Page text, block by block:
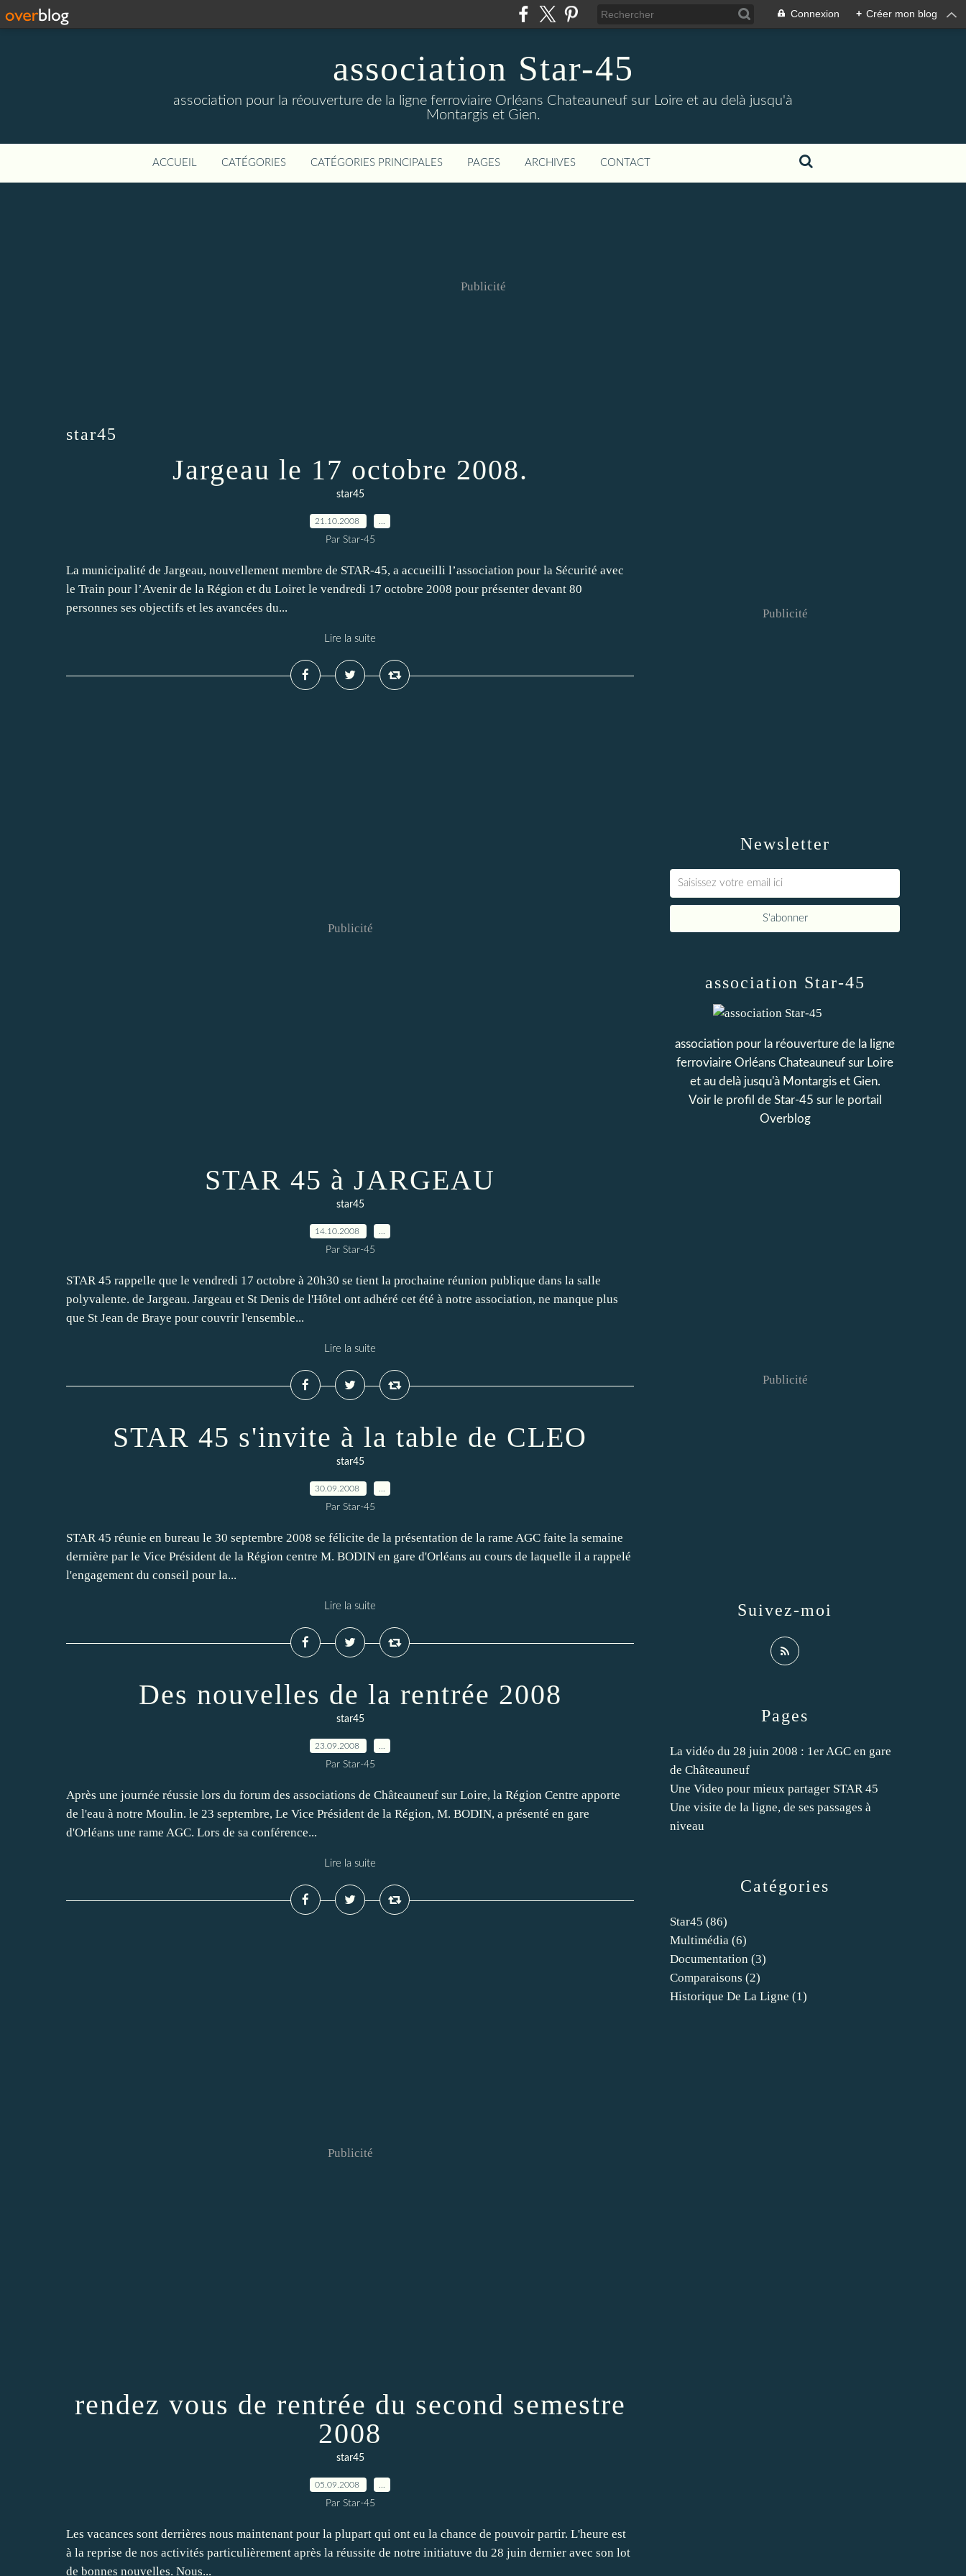
Connexion + Créer mon blog
association Star-45
association pour la réouverture de la ligne ferroviaire Orléans Chateauneuf sur Loire et au delà jusqu'à
Montargis et Gien.
ACCUEIL CATÉGORIES CATÉGORIES PRINCIPALES PAGES ARCHIVES CONTACT
Publicité
star45
Jargeau le 17 octobre 2008.
star45
21.10.2008
Par Star-45
La municipalité de Jargeau, nouvellement membre de STAR-45, a accueilli l’association pour la Sécurité avec
le Train pour l’Avenir de la Région et du Loiret le vendredi 17 octobre 2008 pour présenter devant 80
personnes ses objectifs et les avancées du...
Lire la suite
Publicité
STAR 45 à JARGEAU
star45
14.10.2008
Par Star-45
STAR 45 rappelle que le vendredi 17 octobre à 20h30 se tient la prochaine réunion publique dans la salle
polyvalente. de Jargeau. Jargeau et St Denis de l'Hôtel ont adhéré cet été à notre association, ne manque plus
que St Jean de Braye pour couvrir l'ensemble...
Lire la suite
STAR 45 s'invite à la table de CLEO
star45
30.09.2008
Par Star-45
STAR 45 réunie en bureau le 30 septembre 2008 se félicite de la présentation de la rame AGC faite la semaine
dernière par le Vice Président de la Région centre M. BODIN en gare d'Orléans au cours de laquelle il a rappelé
l'engagement du conseil pour la...
Lire la suite
Des nouvelles de la rentrée 2008
star45
23.09.2008
Par Star-45
Après une journée réussie lors du forum des associations de Châteauneuf sur Loire, la Région Centre apporte
de l'eau à notre Moulin. le 23 septembre, Le Vice Président de la Région, M. BODIN, a présenté en gare
d'Orléans une rame AGC. Lors de sa conférence...
Lire la suite
Publicité
rendez vous de rentrée du second semestre
2008
star45
05.09.2008
Par Star-45
Les vacances sont derrières nous maintenant pour la plupart qui ont eu la chance de pouvoir partir. L'heure est
à la reprise de nos activités particulièrement après la réussite de notre initiatuve du 28 juin dernier avec son lot
de bonnes nouvelles. Nous...
Newsletter
Publicité
Catégories
Star45 (86)
Multimédia (6)
Documentation (3)
Comparaisons (2)
Historique De La Ligne (1)
Pages
La vidéo du 28 juin 2008 : 1er AGC en gare
de Châteauneuf
Une Video pour mieux partager STAR 45
Une visite de la ligne, de ses passages à
niveau
association Star-45
association pour la réouverture de la ligne
ferroviaire Orléans Chateauneuf sur Loire
et au delà jusqu'à Montargis et Gien.
Voir le profil de Star-45 sur le portail
Overblog
Suivez-moi
Publicité